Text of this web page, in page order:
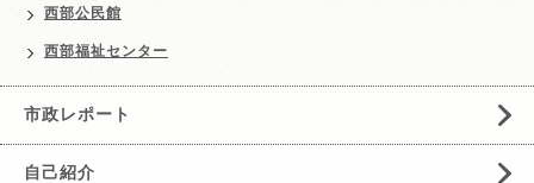
西部公民館
西部福祉センター
市政レポート
自己紹介